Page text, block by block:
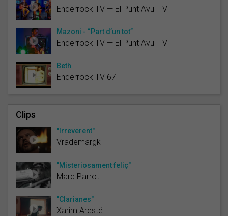
Enderrock TV — El Punt Avui TV
Mazoni - “Part d’un tot”
Enderrock TV — El Punt Avui TV
Beth
Enderrock TV 67
Clips
"Irreverent"
Vrademargk
"Misteriosament feliç"
Marc Parrot
"Clarianes"
Xarim Aresté